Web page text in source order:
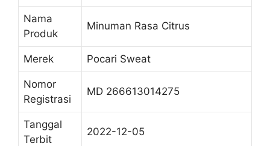
Nama
Produk
Minuman Rasa Citrus
Merek Pocari Sweat
Nomor
Registrasi
MD 266613014275
Tanggal
Terbit
2022-12-05